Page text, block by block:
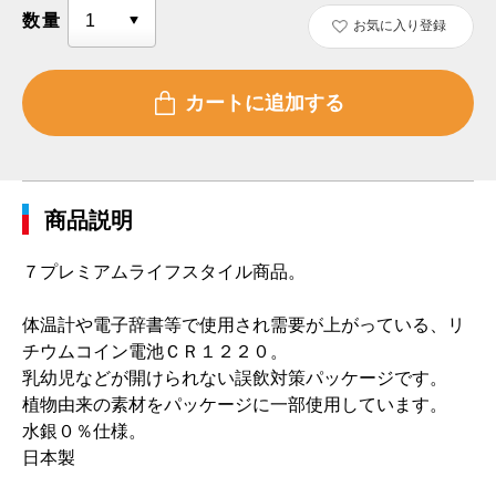
数量 お気に入り登録
商品説明
７プレミアムライフスタイル商品。
体温計や電子辞書等で使用され需要が上がっている、リ
チウムコイン電池ＣＲ１２２０。
乳幼児などが開けられない誤飲対策パッケージです。
植物由来の素材をパッケージに一部使用しています。
水銀０％仕様。
日本製